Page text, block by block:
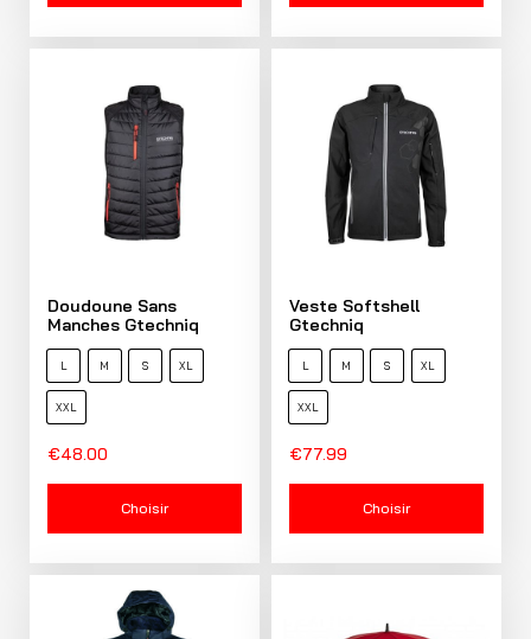
Doudoune Sans
Manches Gtechniq
L M S XL
XXL
€48.00
Choisir
Veste Softshell
Gtechniq
L M S XL
XXL
€77.99
Choisir